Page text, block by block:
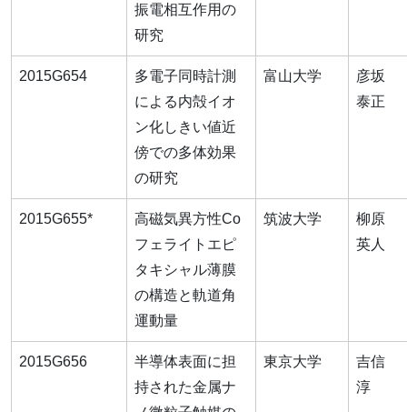
振電相互作用の
研究
2015G654
多電子同時計測
による内殻イオ
ン化しきい値近
傍での多体効果
の研究
富山大学
彦坂
泰正
2015G655*
高磁気異方性Co
フェライトエピ
タキシャル薄膜
の構造と軌道角
運動量
筑波大学
柳原
英人
2015G656
半導体表面に担
持された金属ナ
東京大学
吉信
淳